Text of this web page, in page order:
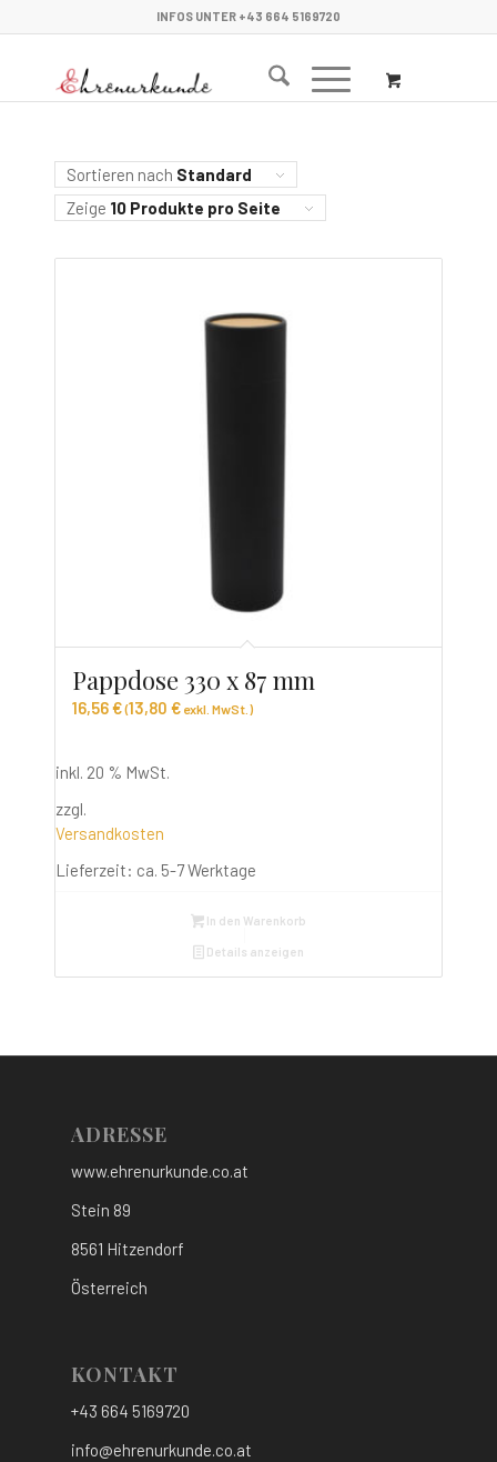
INFOS UNTER +43 664 5169720
Sortieren nach Standard
Zeige 10 Produkte pro Seite
Pappdose 330 x 87 mm
16,56€ (13,80 €exkl. MwSt.)
inkl. 20 % MwSt.
zzgl.
Versandkosten
Lieferzeit: ca. 5-7 Werktage
In den Warenkorb
Details anzeigen
ADRESSE
www.ehrenurkunde.co.at
Stein 89
8561 Hitzendorf
Österreich
KONTAKT
+43 664 5169720
info@ehrenurkunde.co.at